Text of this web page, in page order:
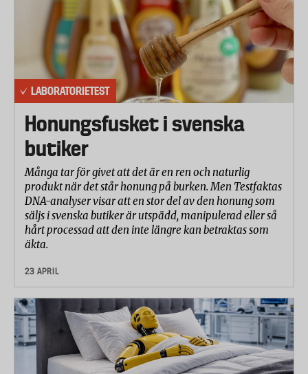
LABORATORIETEST
Honungsfusket i svenska
butiker
Många tar för givet att det är en ren och naturlig
produkt när det står honung på burken. Men Testfaktas
DNA-analyser visar att en stor del av den honung som
säljs i svenska butiker är utspädd, manipulerad eller så
hårt processad att den inte längre kan betraktas som
äkta.
23 APRIL